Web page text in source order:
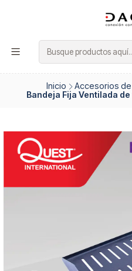
Inicio Accesorios
Bandeja Fija Ventilada de